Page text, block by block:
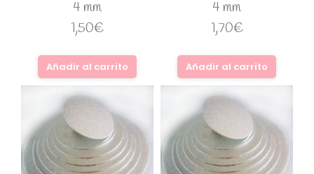
4 mm
1,50€
Añadir al carrito
4 mm
1,70€
Añadir al carrito